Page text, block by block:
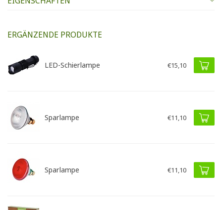
ERGÄNZENDE PRODUKTE
LED-Schierlampe €15,10
Sparlampe €11,10
Sparlampe €11,10